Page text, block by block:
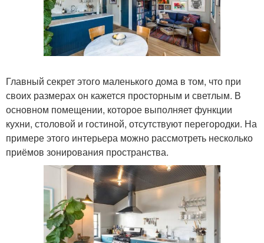
Главный секрет этого маленького дома в том, что при
своих размерах он кажется просторным и светлым. В
основном помещении, которое выполняет функции
кухни, столовой и гостиной, отсутствуют перегородки. На
примере этого интерьера можно рассмотреть несколько
приёмов зонирования пространства.